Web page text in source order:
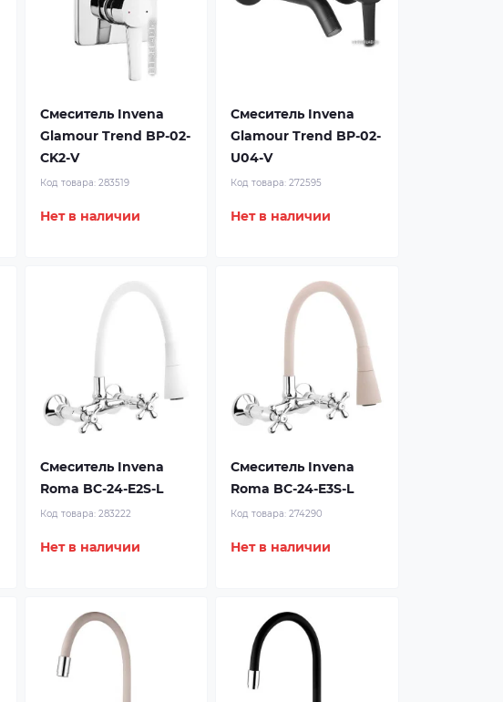
Смеситель Invena
Glamour Trend BP-02-
CK2-V
Код товара: 283519
Нет в наличии
Смеситель Invena
Glamour Trend BP-02-
U04-V
Код товара:272595
Нет в наличии
Смеситель Invena
Roma BC-24-E2S-L
Код товара: 283222
Нет в наличии
Смеситель Invena
Roma BC-24-E3S-L
Код товара:274290
Нет в наличии